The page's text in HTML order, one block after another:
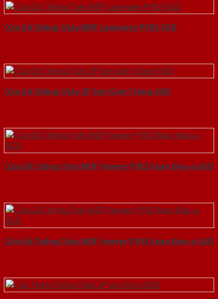
Cửa Gỗ Chống Cháy MDF Laminate P1R2-SGD
Cửa Gỗ Chống Cháy 2P Sơn Xám Trắng-SGD
Cửa Gỗ Chống Cháy MDF Veneer P1R2 Xoan Đào-a-SGD
Cửa Gỗ Chống Cháy MDF Veneer P1R5 Xoan Đào-a-SGD